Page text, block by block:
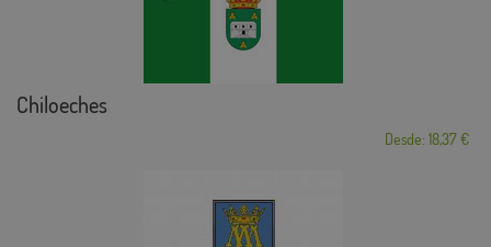
Chiloeches
Desde: 18,37 €